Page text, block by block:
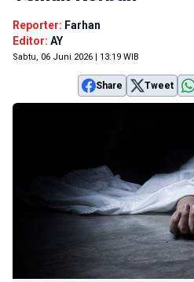
Reporter: Farhan
Editor: AY
Sabtu, 06 Juni 2026 | 13:19 WIB
Share Tweet